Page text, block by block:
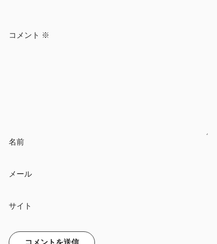
コメント ※
名前
メール
サイト